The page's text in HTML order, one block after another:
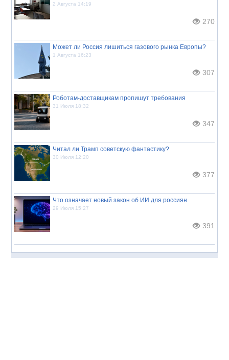
2 Августа 14:19
270
Может ли Россия лишиться газового рынка Европы?
1 Августа 16:23
307
Роботам-доставщикам пропишут требования
31 Июля 18:32
347
Читал ли Трамп советскую фантастику?
30 Июля 12:20
377
Что означает новый закон об ИИ для россиян
29 Июля 15:27
391